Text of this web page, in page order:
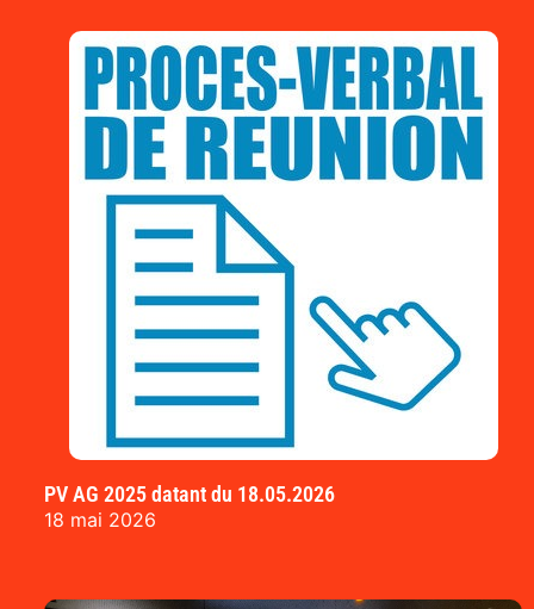
PV AG 2025 datant du 18.05.2026
18 mai 2026